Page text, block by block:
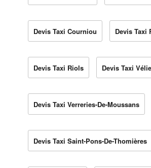
Devis Taxi Courniou Devis Taxi
Devis Taxi Riols Devis Taxi
Devis Taxi Verreries-De-Moussans
Devis Taxi Saint-Pons-De-Thomières